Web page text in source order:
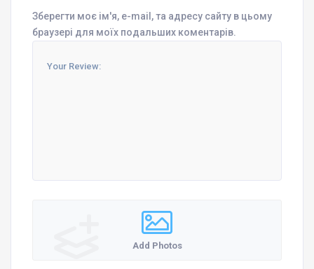
Зберегти моє ім'я, e-mail, та адресу сайту в цьому
браузері для моїх подальших коментарів.
Add Photos